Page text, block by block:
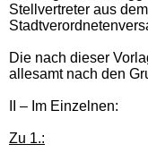
Stellvertreter aus
Die nach dieser
allesamt nach den
II – Im Einzelnen:
Zu 1.: